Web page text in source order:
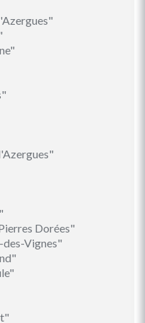
Dorées"
des-Vignes"